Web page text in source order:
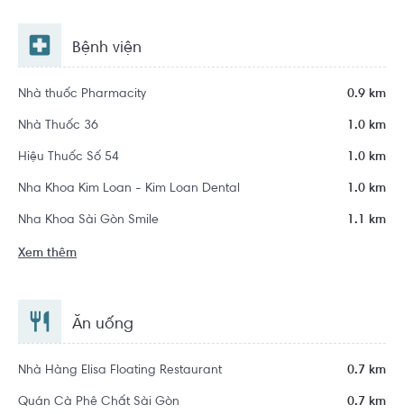
Bệnh viện
Nhà thuốc Pharmacity 0.9 km
Nhà Thuốc 36 1.0 km
Hiệu Thuốc Số 54 1.0 km
Nha Khoa Kim Loan - Kim Loan Dental 1.0 km
Nha Khoa Sài Gòn Smile 1.1 km
Xem thêm
Ăn uống
Nhà Hàng Elisa Floating Restaurant 0.7 km
Quán Cà Phê Chất Sài Gòn 0.7 km